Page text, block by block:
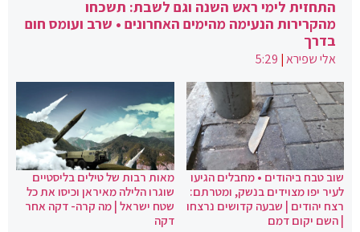
התחזית לימי ראש השנה וגם לשבת: תשכחו
מהקרירות הנעימה מהימים האחרונים • שרב ועומס חום
בדרך
אלי שפירא|
5:29
שוב טבח ביהודים • מחבלים הגיעו
לעיר יפו מצוידים בנשק, ומטרתם:
רצח יהודים | שבעה קדושים נרצחו
| השם יקום דמם
מאות רבות של טילים בליסטיים
שוגרו הלילה מאיראן וכיסו את כל
שטח ישראל | מה קרה- דקה אחר
דקה